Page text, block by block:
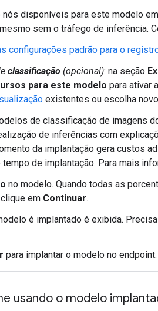
nós disponíveis para este modelo
sem o tráfego de inferência.
configurações padrão para o
classificação (opcional): na seção
para este modelo para ativar a
existentes ou escolha
de classificação de imagens
de inferências com
da implantação gera custos
de implantação. Para mais
no modelo. Quando todas as
em Continuar.
é implantado é exibida.
para implantar o modelo no endpoint.
usando o modelo